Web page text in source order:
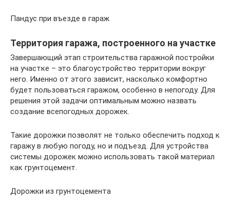
Пандус при въезде в гараж
Территория гаража, построенного на участке
Завершающий этап строительства гаражной постройки
на участке – это благоустройство территории вокруг
него. Именно от этого зависит, насколько комфортно
будет пользоваться гаражом, особенно в непогоду. Для
решения этой задачи оптимальным можно назвать
создание всепогодных дорожек.
Такие дорожки позволят не только обеспечить подход к
гаражу в любую погоду, но и подъезд. Для устройства
системы дорожек можно использовать такой материал
как грунтоцемент.
Дорожки из грунтоцемента